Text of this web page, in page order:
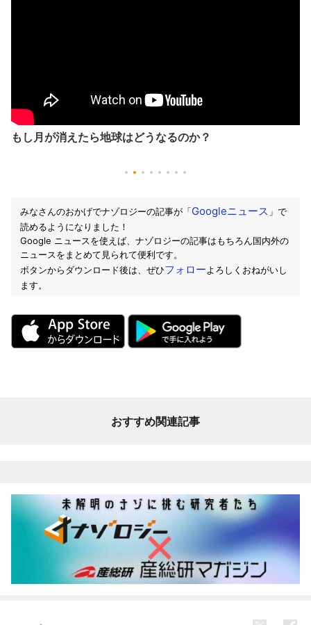
もし月が消えたら地球はどうなるのか？
みなさんのおかげでナゾロジーの記事が「Googleニュース 」で
読めるようになりました！
Google ニュースを使えば、ナゾロジーの記事はもちろん国内外の
ニュースをまとめて見られて便利です。
ボタンからダウンロード後は、ぜひフォローよろしくおねがいし
ます。
おすすめ関連記事